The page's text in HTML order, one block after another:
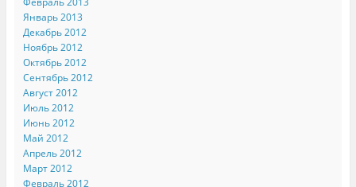
Январь 2013
Декабрь 2012
Ноябрь 2012
Октябрь 2012
Сентябрь 2012
Август 2012
Июль 2012
Июнь 2012
Май 2012
Апрель 2012
Март 2012
Февраль 2012